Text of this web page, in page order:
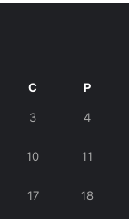
C P
3 4
10 11
17 18